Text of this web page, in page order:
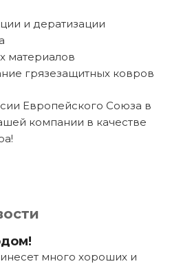
много хороших и
и дератизации
материалов
грязезащитных ковров
Европейского Союза в
компании в качестве